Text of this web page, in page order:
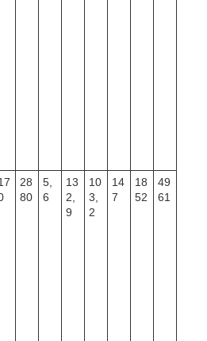
28
80
5,
6
13
2,
9
10
3,
2
14
7
18
52
49
61